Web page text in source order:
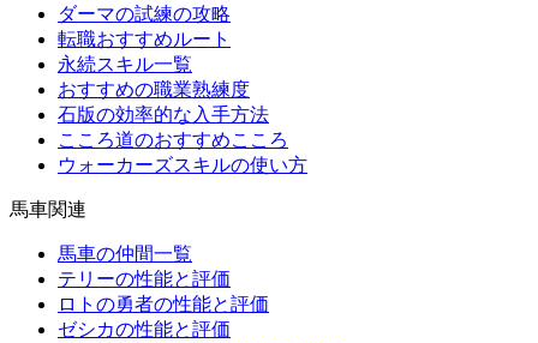
ダーマの試練の攻略
転職おすすめルート
永続スキル一覧
おすすめの職業熟練度
石版の効率的な入手方法
こころ道のおすすめこころ
ウォーカーズスキルの使い方
馬車関連
馬車の仲間一覧
テリーの性能と評価
ロトの勇者の性能と評価
ゼシカの性能と評価